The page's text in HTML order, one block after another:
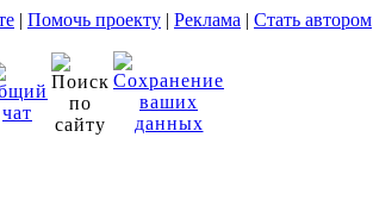
| Помочь проекту | Реклама | Стать автором